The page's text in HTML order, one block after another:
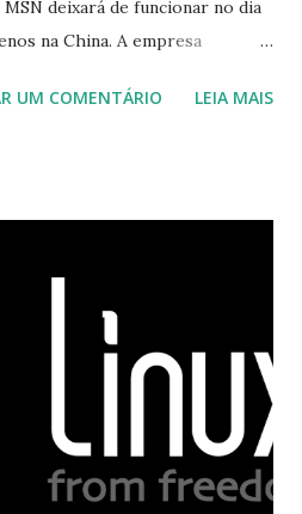
deixará de funcionar no dia
na China. A empresa
MSN, segundo a empresa, os
muitos profissionais de TI) ,
claro, sempre existem outras
como opção.
UM COMENTÁRIO LEIA MAIS